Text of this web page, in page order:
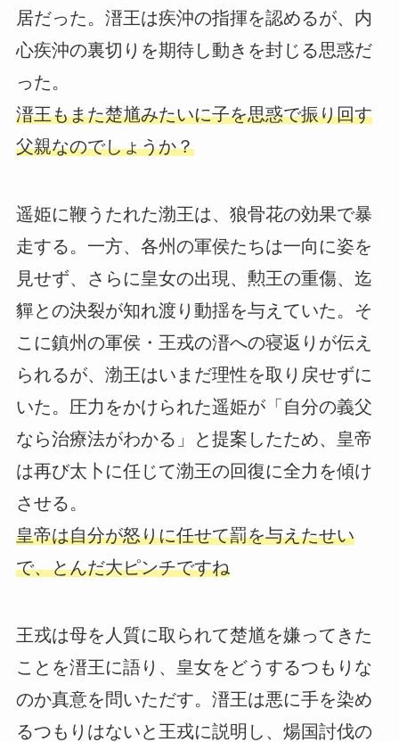
居だった。溍王は疾沖の指揮を認めるが、内
心疾沖の裏切りを期待し動きを封じる思惑だ
った。
溍王もまた楚馗みたいに子を思惑で振り回す
父親なのでしょうか？
遥姫に鞭うたれた渤王は、狼骨花の効果で暴
走する。一方、各州の軍侯たちは一向に姿を
見せず、さらに皇女の出現、勲王の重傷、迄
貚との決裂が知れ渡り動揺を与えていた。そ
こに鎮州の軍侯・王戎の溍への寝返りが伝え
られるが、渤王はいまだ理性を取り戻せずに
いた。圧力をかけられた遥姫が「自分の義父
なら治療法がわかる」と提案したため、皇帝
は再び太卜に任じて渤王の回復に全力を傾け
させる。
皇帝は自分が怒りに任せて罰を与えたせい
で、とんだ大ピンチですね
王戎は母を人質に取られて楚馗を嫌ってきた
ことを溍王に語り、皇女をどうするつもりな
のか真意を問いただす。溍王は悪に手を染め
るつもりはないと王戎に説明し、煬国討伐の